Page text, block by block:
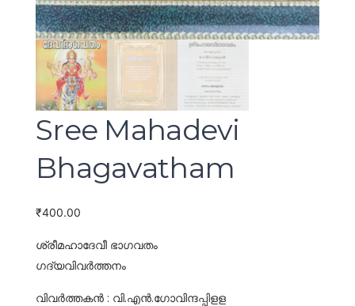
Sree Mahadevi
Bhagavatham
₹400.00
ശ്രീമഹാദേവീ ഭാഗവതം
ഗദ്യവിവര്‍ത്തനം
വിവര്‍ത്തകന്‍ : വി.എന്‍.ഗോവിന്ദപ്പിളള